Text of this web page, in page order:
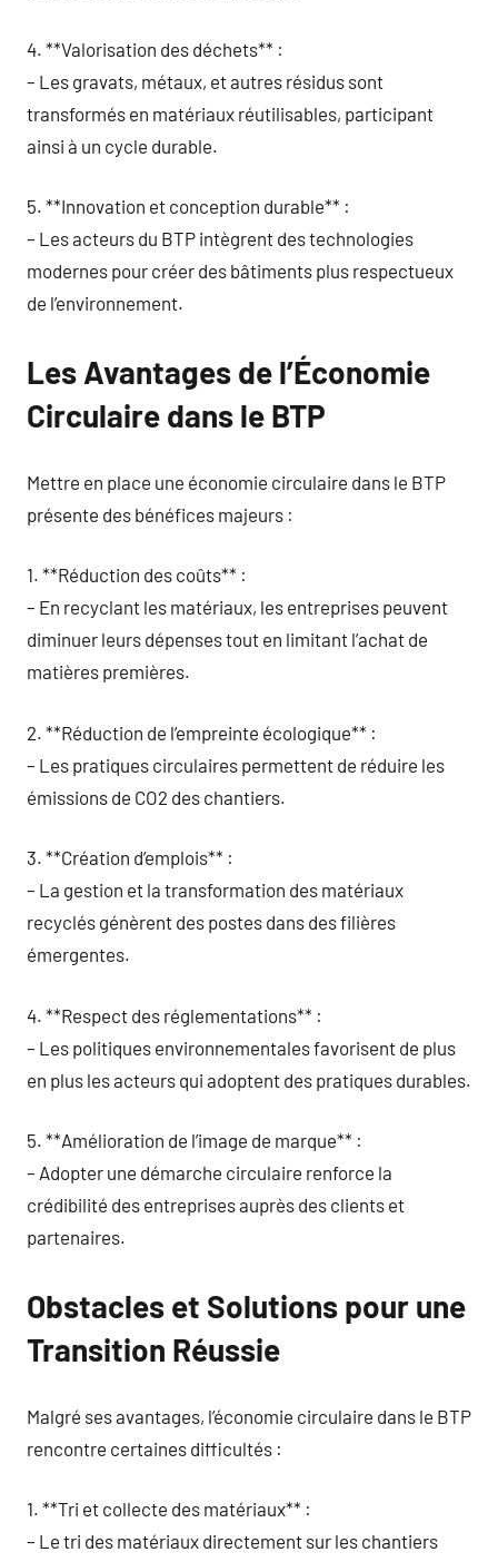
4. **Valorisation des déchets** :
– Les gravats, métaux, et autres résidus sont
transformés en matériaux réutilisables, participant
ainsi à un cycle durable.
5. **Innovation et conception durable** :
– Les acteurs du BTP intègrent des technologies
modernes pour créer des bâtiments plus respectueux
de l’environnement.
Les Avantages de l’Économie
Circulaire dans le BTP
Mettre en place une économie circulaire dans le BTP
présente des bénéfices majeurs :
1. **Réduction des coûts** :
– En recyclant les matériaux, les entreprises peuvent
diminuer leurs dépenses tout en limitant l’achat de
matières premières.
2. **Réduction de l’empreinte écologique** :
– Les pratiques circulaires permettent de réduire les
émissions de CO2 des chantiers.
3. **Création d’emplois** :
– La gestion et la transformation des matériaux
recyclés génèrent des postes dans des filières
émergentes.
4. **Respect des réglementations** :
– Les politiques environnementales favorisent de plus
en plus les acteurs qui adoptent des pratiques durables.
5. **Amélioration de l’image de marque** :
– Adopter une démarche circulaire renforce la
crédibilité des entreprises auprès des clients et
partenaires.
Obstacles et Solutions pour une
Transition Réussie
Malgré ses avantages, l’économie circulaire dans le BTP
rencontre certaines difficultés :
1. **Tri et collecte des matériaux** :
– Le tri des matériaux directement sur les chantiers